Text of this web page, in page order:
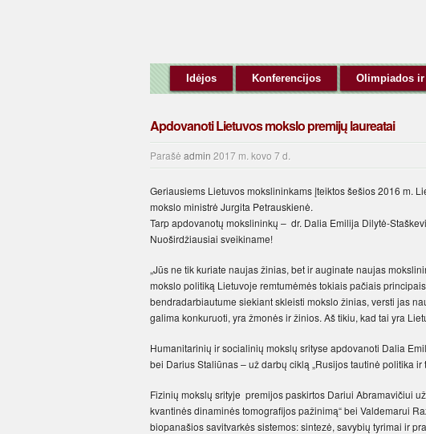
Idėjos Konferencijos Olimpiados
Apdovanoti Lietuvos mokslo premijų laureatai
Parašė admin 2017 m. kovo 7 d.
Geriausiems Lietuvos mokslininkams įteiktos šešios 2016 m.
mokslo ministrė Jurgita Petrauskienė.
Tarp apdovanotų mokslininkų – dr. Dalia Emilija Dilytė-
Nuoširdžiausiai sveikiname!
„Jūs ne tik kuriate naujas žinias, bet ir auginate naujas
mokslo politiką Lietuvoje remtumėmės tokiais pačiais
bendradarbiautume siekiant skleisti mokslo žinias, versti jas
galima konkuruoti, yra žmonės ir žinios. Aš tikiu, kad tai yra
Humanitarinių ir socialinių mokslų srityse apdovanoti Dalia
bei Darius Staliūnas – už darbų ciklą „Rusijos tautinė politika
Fizinių mokslų srityje premijos paskirtos Dariui Abramavičiui
kvantinės dinaminės tomografijos pažinimą“ bei Valdemarui
biopanašios savitvarkės sistemos: sintezė, savybių tyrimai ir